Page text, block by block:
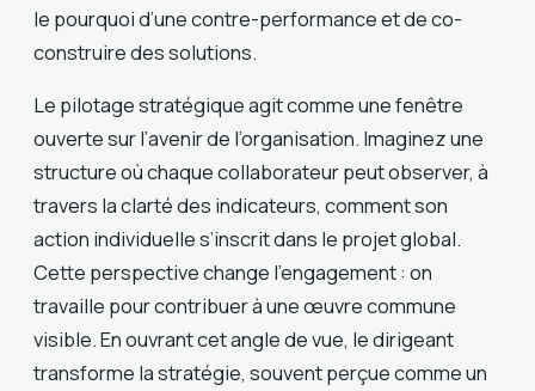
le pourquoi d’une contre-performance et de co-
construire des solutions.
Le pilotage stratégique agit comme une fenêtre
ouverte sur l’avenir de l’organisation. Imaginez une
structure où chaque collaborateur peut observer, à
travers la clarté des indicateurs, comment son
action individuelle s’inscrit dans le projet global.
Cette perspective change l’engagement : on
travaille pour contribuer à une œuvre commune
visible. En ouvrant cet angle de vue, le dirigeant
transforme la stratégie, souvent perçue comme un